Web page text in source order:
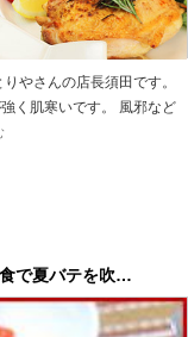
やさんの店長須田です。
く肌寒いです。 風邪など
で夏バテを吹…